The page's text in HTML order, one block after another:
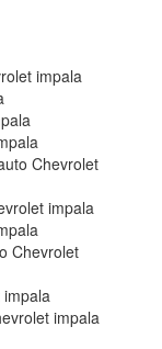
impala
Chevrolet
impala
Chevrolet
impala